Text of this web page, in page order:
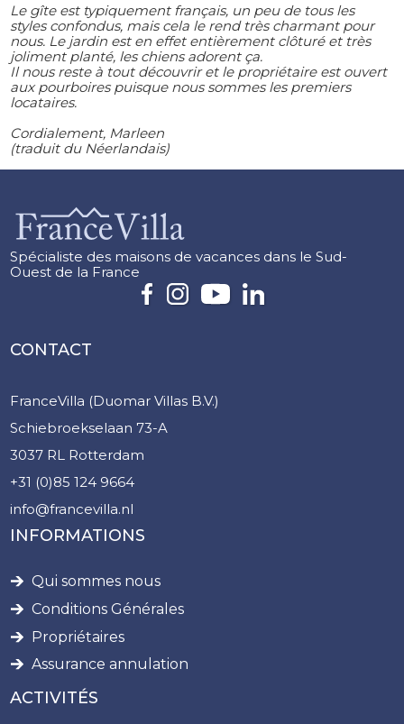
Le gîte est typiquement français, un peu de tous les
styles confondus, mais cela le rend très charmant pour
nous. Le jardin est en effet entièrement clôturé et très
joliment planté, les chiens adorent ça.
Il nous reste à tout découvrir et le propriétaire est ouvert
aux pourboires puisque nous sommes les premiers
locataires.
Cordialement, Marleen
(traduit du Néerlandais)
Spécialiste des maisons de vacances dans le Sud-
Ouest de la France
CONTACT
FranceVilla (Duomar Villas B.V.)
Schiebroekselaan 73-A
3037 RL Rotterdam
+31 (0)85 124 9664
info@francevilla.nl
INFORMATIONS
Qui sommes nous
Conditions Générales
Propriétaires
Assurance annulation
ACTIVITÉS